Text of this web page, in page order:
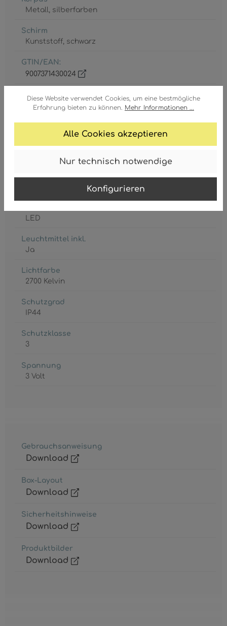
Diese Website verwendet Cookies, um eine bestmögliche
Erfahrung bieten zu können. Mehr Informationen ...
Alle Cookies akzeptieren
Nur technisch notwendige
Konfigurieren
Metall , silberfarben
Schirm
Kunststoff, schwarz
GTIN/EAN:
9007371430024
Akku inkl.
Leistungsaufnahme
LED
Leuchtmittel inkl.
Ja
Lichtfarbe
2700 Kelvin
Schutzgrad
IP44
Schutzklasse
3
Spannung
3 Volt
Gebrauchsanweisung
Download
Box-Layout
Download
Sicherheitshinweise
Download
Produktbilder
Download